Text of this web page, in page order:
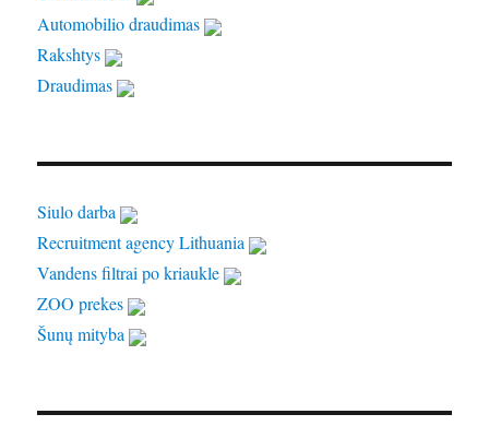
Automobilio draudimas
Rakshtys
Draudimas
Siulo darba
Recruitment agency Lithuania
Vandens filtrai po kriaukle
ZOO prekes
Šunų mityba